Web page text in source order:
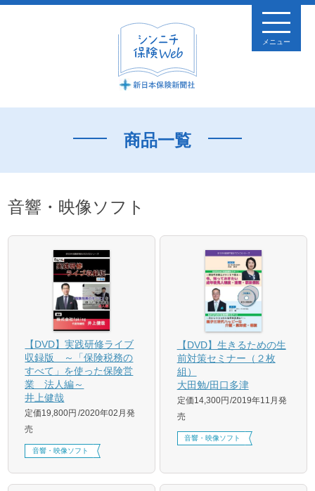
メニュー
商品一覧
音響・映像ソフト
【DVD】実践研修ライブ
収録版 ～「保険税務の
すべて」を使った保険営
業 法人編～
井上健哉
定価19,800円 2020年02月発
売
音響・映像ソフト
【DVD】生きるための生
前対策セミナー（２枚
組）
大田勉/田口多津
定価14,300円 2019年11月発
売
音響・映像ソフト